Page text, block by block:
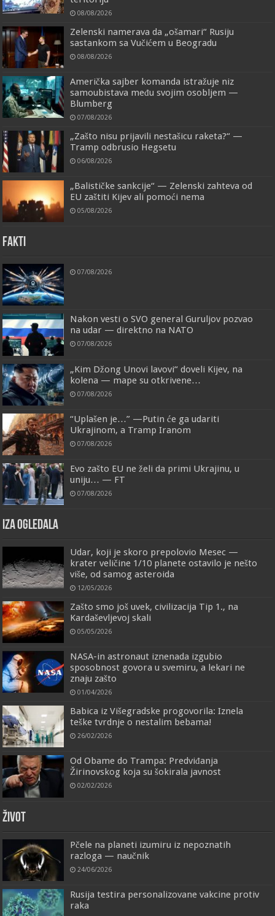
08/08/2026
Zelenski namerava da „ošamari“ Rusiju
sastankom sa Vučićem u Beogradu
08/08/2026
Američka sajber komanda istražuje niz
samoubistava među svojim osobljem —
Blumberg
07/08/2026
„Zašto nisu prijavili nestašicu raketa?“ —
Tramp odbrusio Hegsetu
06/08/2026
„Balističke sankcije“ — Zelenski zahteva od
EU zaštiti Kijev ali pomoći nema
05/08/2026
FAKTI
07/08/2026
Nakon vesti o SVO general Guruljov pozvao
na udar — direktno na NATO
07/08/2026
„Kim Džong Unovi lavovi“ doveli Kijev, na
kolena — mape su otkrivene…
07/08/2026
“Uplašen je…” —Putin će ga udariti
Ukrajinom, a Tramp Iranom
07/08/2026
Evo zašto EU ne želi da primi Ukrajinu, u
uniju… — FT
07/08/2026
IZA OGLEDALA
Udar, koji je skoro prepolovio Mesec —
krater veličine 1/10 planete ostavilo je nešto
više, od samog asteroida
12/05/2026
Zašto smo još uvek, civilizacija Tip 1., na
Kardaševljevoj skali
05/05/2026
NASA-in astronaut iznenada izgubio
sposobnost govora u svemiru, a lekari ne
znaju zašto
01/04/2026
Babica iz Višegradske progovorila: Iznela
teške tvrdnje o nestalim bebama!
26/02/2026
Od Obame do Trampa: Predviđanja
Žirinovskog koja su šokirala javnost
02/02/2026
ŽIVOT
Pčele na planeti izumiru iz nepoznatih
razloga — naučnik
24/06/2026
Rusija testira personalizovane vakcine protiv
raka